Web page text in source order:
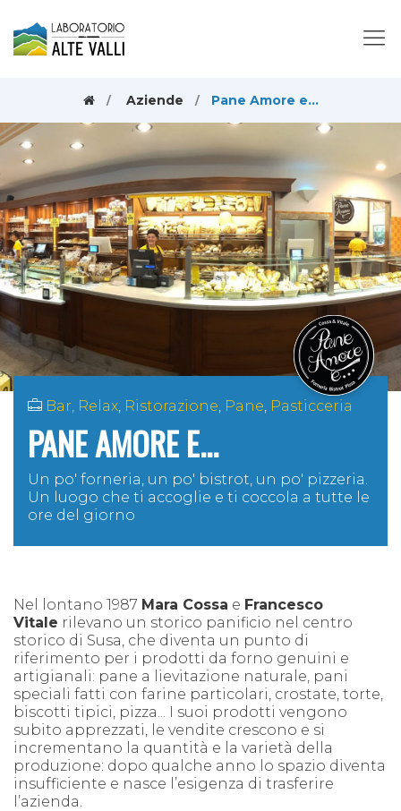
Aziende Pane Amore e...
Bar, Relax Ristorazione Pane Pasticceria
PANE AMORE E...
Un po' forneria, un po' bistrot, un po' pizzeria.
Un luogo che ti accoglie e ti coccola a tutte le
ore del giorno
Nel lontano 1987 Mara Cossa e Francesco
Vitale rilevano un storico panificio nel centro
storico di Susa, che diventa un punto di
riferimento per i prodotti da forno genuini e
artigianali: pane a lievitazione naturale, pani
speciali fatti con farine particolari, crostate, torte,
biscotti tipici, pizza... I suoi prodotti vengono
subito apprezzati, le vendite crescono e si
incrementano la quantità e la varietà della
produzione: dopo qualche anno lo spazio diventa
insufficiente e nasce l’esigenza di trasferire
l’azienda.